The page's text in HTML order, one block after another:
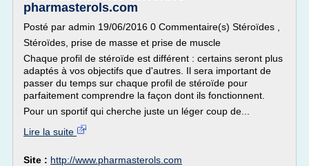
pharmasterols.com
Posté par admin 19/06/2016 0 Commentaire(s) Stéroïdes ,
Stéroïdes, prise de masse et prise de muscle
Chaque profil de stéroïde est différent : certains seront plus
adaptés à vos objectifs que d'autres. Il sera important de
passer du temps sur chaque profil de stéroïde pour
parfaitement comprendre la façon dont ils fonctionnent.
Pour un sportif qui cherche juste un léger coup de...
Lire la suite
Site : http://www.pharmasterols.com